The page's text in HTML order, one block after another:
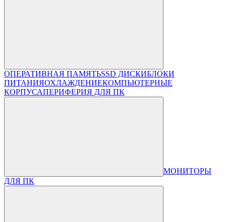
ОПЕРАТИВНАЯ ПАМЯТЬSSD ДИСКИБЛОКИ
ПИТАНИЯОХЛАЖДЕНИЕКОМПЬЮТЕРНЫЕ
КОРПУСАПЕРИФЕРИЯ ДЛЯ ПК
МОНИТОРЫ
ДЛЯ ПК